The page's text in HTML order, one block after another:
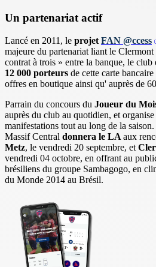
Un partenariat actif
Lancé en 2011, le projet FAN @ccess
majeure du partenariat liant le
contrat à trois » entre la banque, le club
12 000 porteurs de cette carte
offres en boutique ainsi qu' auprès de
Parrain du concours du Joueur du
auprès du club au quotidien, et organise
manifestations tout au long de la
Massif Central donnera le LA aux
Metz, le vendredi 20 septembre, et
vendredi 04 octobre, en offrant au
brésiliens du groupe Sambagogo, en
du Monde 2014 au Brésil.